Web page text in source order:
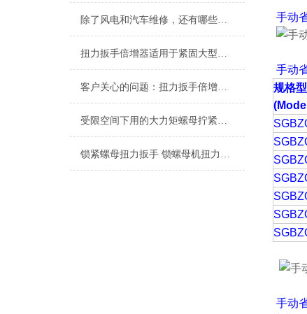
除了风电和汽车维修，还有哪些行业使用扭力扳手倍增器？
扭力扳手倍增器适用于紧固大型风力发电机的螺栓吗？
客户关心的问题：扭力扳手倍增器如何提高生产效率和降低成本
受限空间下用的大力矩螺母拧紧工具(扭力扳手倍增器)
锁紧螺母扭力扳手 锁螺母机扭力扳手 锁紧螺母专用扭矩扳手
手动
手动
规格
手动